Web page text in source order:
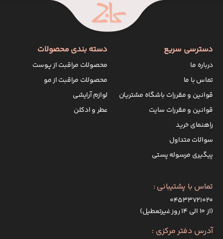
دسترسی سریع
درباره ما
تماس با ما
قوانین و مقررات باشگاه مشتریان
قوانین و مقررات سایت
راهنمای خرید
سوالات متداول
پیگیری مرسوله پستی
دسته بندی محصولات
محصولات مراقبت از پوست
محصولات مراقبت از مو
لوازم آرایشی
عطر و ادکلن
تماس با پشتیبانی :
۰۴۵۳۳۷۲۱۰۲۰
(از ۱۰ الی ۱۴ روز غیرتعطیل)
آدرس دفتر مرکزی :